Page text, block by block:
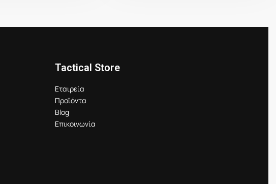
Tactical Store
Εταιρεία
Προϊόντα
Blog
Επικοινωνία